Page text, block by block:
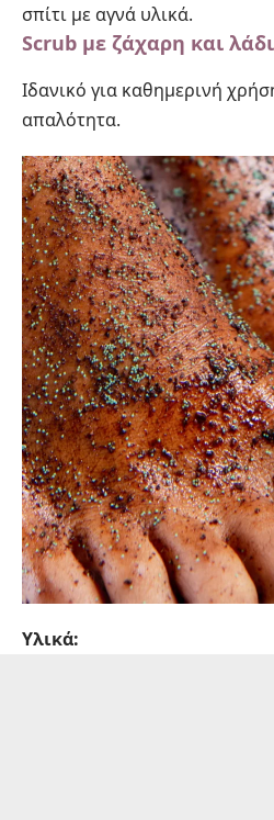
σπίτι με αγνά υλικά.
Scrub με ζάχαρη και
Ιδανικό για καθημερινή
απαλότητα.
Υλικά: